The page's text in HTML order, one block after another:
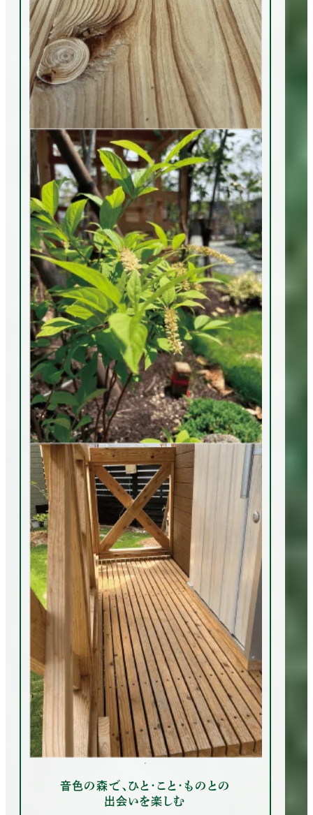
音色の森で、ひと・こと・ものとの
出会いを楽しむ